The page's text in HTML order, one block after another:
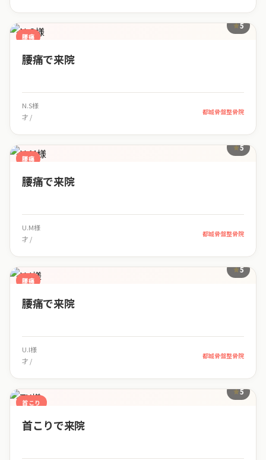
腰痛
5
腰痛で来院
N.S様
才 /
都城骨盤整骨院
腰痛
5
腰痛で来院
U.M様
才 /
都城骨盤整骨院
腰痛
5
腰痛で来院
U.I様
才 /
都城骨盤整骨院
首こり
5
首こりで来院